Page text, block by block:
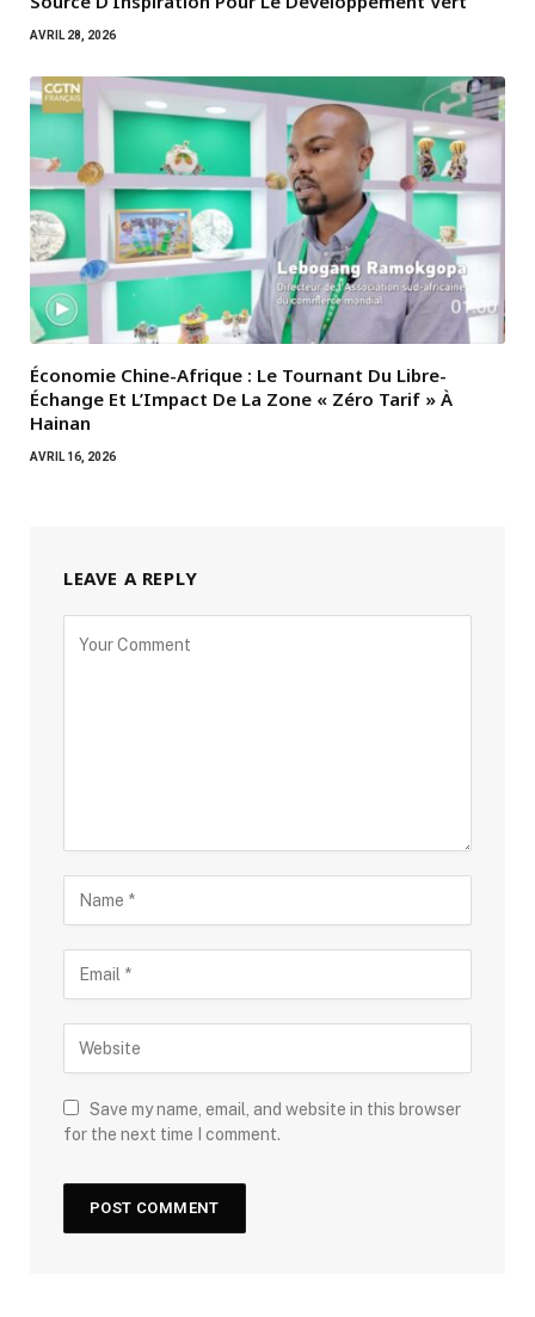
AVRIL 28, 2026
Économie Chine-Afrique : Le Tournant Du Libre-
Échange Et L’Impact De La Zone « Zéro Tarif » À
Hainan
AVRIL 16, 2026
LEAVE A REPLY
Save my name, email, and website in this browser
for the next time I comment.